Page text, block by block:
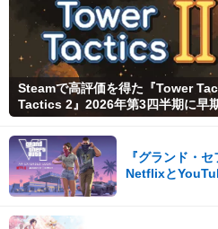
Steamで高評価を得た『Tower
Tactics 2』2026年第3四半期に早
『グランド・
Netflixと